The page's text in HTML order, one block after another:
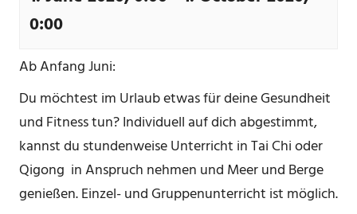
0:00
Ab Anfang Juni:
Du möchtest im Urlaub etwas für deine Gesundheit
und Fitness tun? Individuell auf dich abgestimmt,
kannst du stundenweise Unterricht in Tai Chi oder
Qigong in Anspruch nehmen und Meer und Berge
genießen. Einzel- und Gruppenunterricht ist möglich.